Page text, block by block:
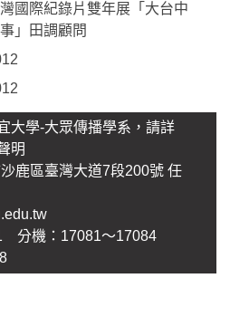
國際紀錄片雙年展「大台中
」田調顧問
大學-大眾傳播學系，請詳
明
鹿區臺灣大道7段200號 任
分機：17081～17084